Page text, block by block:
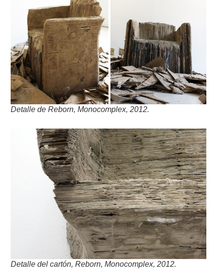
Detalle de Reborn, Monocomplex, 2012.
Detalle del cartón, Reborn, Monocomplex, 2012.